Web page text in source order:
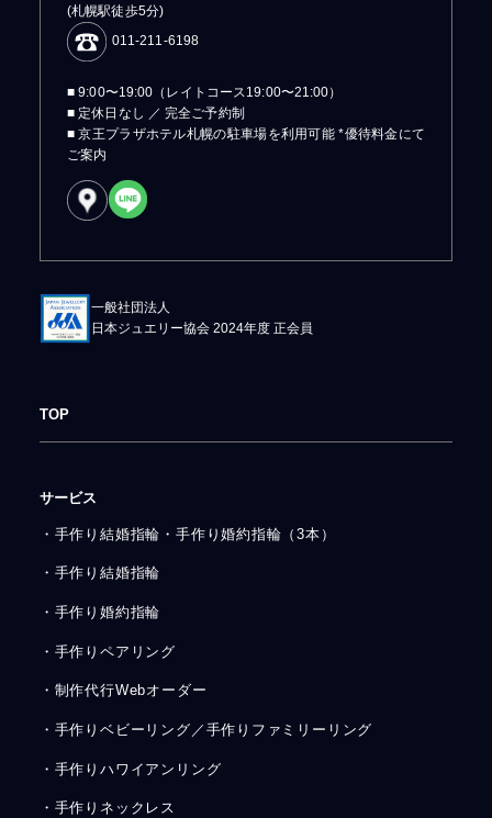
(札幌駅徒歩5分)
011-211-6198
■ 9:00〜19:00（レイトコース19:00〜21:00）
■ 定休日なし ／ 完全ご予約制
■ 京王プラザホテル札幌の駐車場を利用可能 *優待料金にて
ご案内
一般社団法人
日本ジュエリー協会 2024年度 正会員
TOP
サービス
・手作り結婚指輪・手作り婚約指輪（3本）
・手作り結婚指輪
・手作り婚約指輪
・手作りペアリング
・制作代行Webオーダー
・手作りベビーリング／手作りファミリーリング
・手作りハワイアンリング
・手作りネックレス